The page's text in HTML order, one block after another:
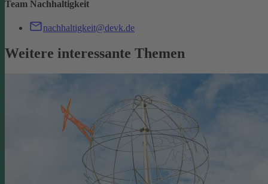
Team Nachhaltigkeit
nachhaltigkeit@devk.de
Weitere interessante Themen